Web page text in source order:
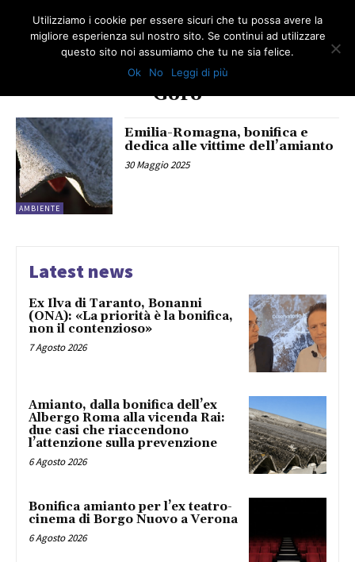
Goro
AMBIENTE
Emilia-Romagna, bonifica e
dedica alle vittime dell’amianto
30 Maggio 2025
Latest news
Ex Ilva di Taranto, Bonanni
(ONA): «La priorità è la bonifica,
non il contenzioso»
7 Agosto 2026
Amianto, dalla bonifica dell’ex
Albergo Roma alla vicenda Rai:
due casi che riaccendono
l’attenzione sulla prevenzione
6 Agosto 2026
Bonifica amianto per l’ex teatro-
cinema di Borgo Nuovo a Verona
6 Agosto 2026
Utilizziamo i cookie per essere sicuri che tu possa avere la
migliore esperienza sul nostro sito. Se continui ad utilizzare
questo sito noi assumiamo che tu ne sia felice.
Ok
No Leggi di più